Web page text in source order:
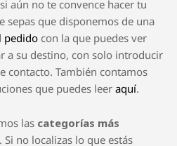
a elegir el que mejor se
Si no quieres poner en peligro
tu consulta sin compromiso.
en stocktardan de 1 a 4
punto de la península,
el plazo de entrega oscila